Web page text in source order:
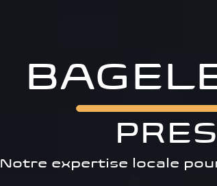
Notre expertise locale